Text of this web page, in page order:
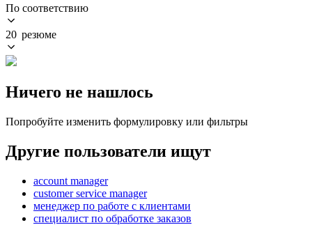
По соответствию
20 резюме
Ничего не нашлось
Попробуйте изменить формулировку или фильтры
Другие пользователи ищут
account manager
customer service manager
менеджер по работе с клиентами
специалист по обработке заказов